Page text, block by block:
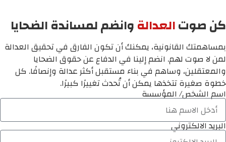
كن صوتالعدالةوانضم لمساندة الضحايا
بمساهمتك القانونية، يمكنك أن تكون الفارق في تحقيق العدالة
لمن لا صوت لهم. انضم إلينا في الدفاع عن حقوق الضحايا
والمعتقلين، وساهم في بناء مستقبل أكثر عدالة وإنصافًا. كل
خطوة صغيرة تتخذها يمكن أن تُحدث تغييرًا كبيرًا.
اسم الشخص/ المؤسسة
البريد الالكتروني